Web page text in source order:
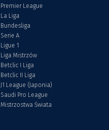
Premier League
La Liga
Bundesliga
Serie A
Ligue 1
Liga Mistrzów
Betclic I Liga
Betclic II Liga
J1 League (Japonia)
Saudi Pro League
Mistrzostwa Świata